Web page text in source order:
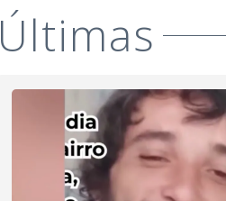
Últimas